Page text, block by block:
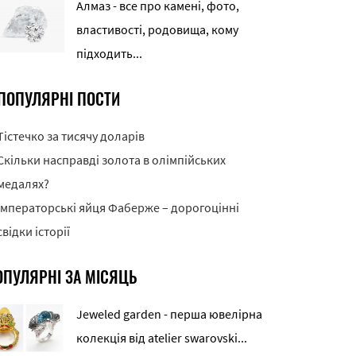
Алмаз - все про камені, фото,
властивості, родовища, кому
підходить...
ПОСТИ
за тисячу доларів
насправді золота в олімпійських
яйця Фаберже – дорогоцінні
історії
ЗА МІСЯЦЬ
Jeweled garden - перша ювелірна
колекція від atelier swarovski...